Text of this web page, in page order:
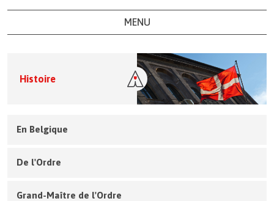
MENU
Histoire
En Belgique
De l'Ordre
Grand-Maître de l'Ordre